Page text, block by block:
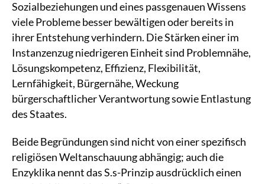
Sozialbeziehungen und eines passgenauen Wissens
viele Probleme besser bewältigen oder bereits in
ihrer Entstehung verhindern. Die Stärken einer im
Instanzenzug niedrigeren Einheit sind Problemnähe,
Lösungskompetenz, Effizienz, Flexibilität,
Lernfähigkeit, Bürgernähe, Weckung
bürgerschaftlicher Verantwortung sowie Entlastung
des Staates.
Beide Begründungen sind nicht von einer spezifisch
religiösen Weltanschauung abhängig; auch die
Enzyklika nennt das S.s-Prinzip ausdrücklich einen